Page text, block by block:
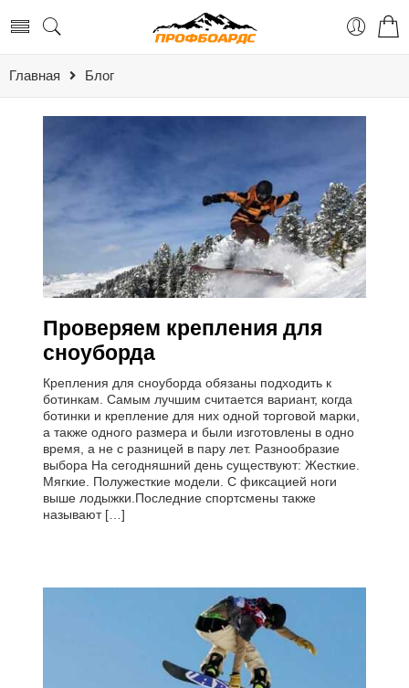
Главная Блог
Проверяем крепления для
сноуборда
Крепления для сноуборда обязаны подходить к
ботинкам. Самым лучшим считается вариант, когда
ботинки и крепление для них одной торговой марки,
а также одного размера и были изготовлены в одно
время, а не с разницей в пару лет. Разнообразие
выбора На сегодняшний день существуют: Жесткие.
Мягкие. Полужесткие модели. С фиксацией ноги
выше лодыжки.Последние спортсмены также
называют […]